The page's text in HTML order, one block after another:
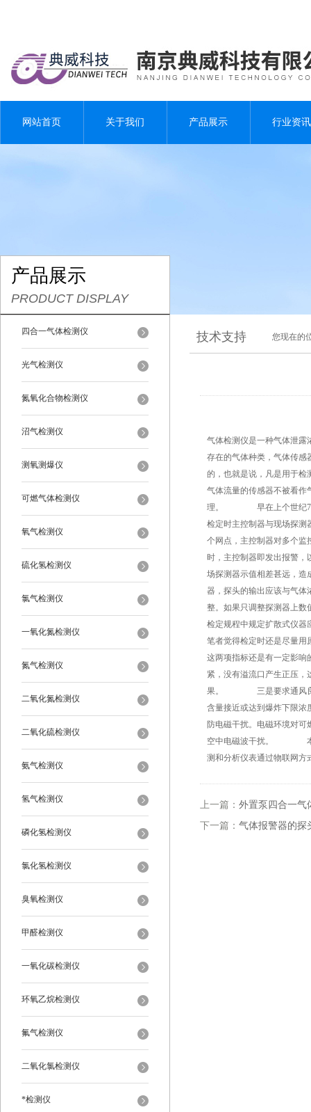
网站首页 关于我们 产品展示 行业资讯
产品展示
PRODUCT DISPLAY
四合一气体检测仪
光气检测仪
氮氧化合物检测仪
沼气检测仪
测氧测爆仪
可燃气体检测仪
氧气检测仪
硫化氢检测仪
氯气检测仪
一氧化氮检测仪
氮气检测仪
二氧化氮检测仪
二氧化硫检测仪
氨气检测仪
氢气检测仪
磷化氢检测仪
氯化氢检测仪
臭氧检测仪
甲醛检测仪
一氧化碳检测仪
环氧乙烷检测仪
氟气检测仪
二氧化氯检测仪
*检测仪
技术支持 您现在的
气体检测仪是一种气体泄露
存在的气体种类，气体传感
的，也就是说，凡是用于检
气体流量的传感器不被看作
理。 早在上个世纪70年
检定时主控制器与现场探测
个网点，主控制器对多个监
时，主控制器即发出报警
场探测器示值相差甚远，造
器，探头的输出应该与气体
整。如果只调整探测器上
检定规程中规定扩散式仪器
笔者觉得检定时还是尽量用
这两项指标还是有一定影响
紧，没有溢流口产生正压
果。 三是要求通风良好
含量接近或达到爆炸下限
防电磁干扰。电磁环境对
空中电磁波干扰。 本公
测和分析仪表通过物联网方
上一篇： 外置泵四合一气
下一篇： 气体报警器的探